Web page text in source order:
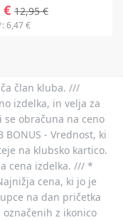
€ 12,95 €
6,47 €
član kluba. ///
izdelka, in velja za
se obračuna na ceno
- Vrednost, ki
na klubsko kartico.
cena izdelka. /// *
cena, ki jo je
na dan pričetka
označenih z ikonico